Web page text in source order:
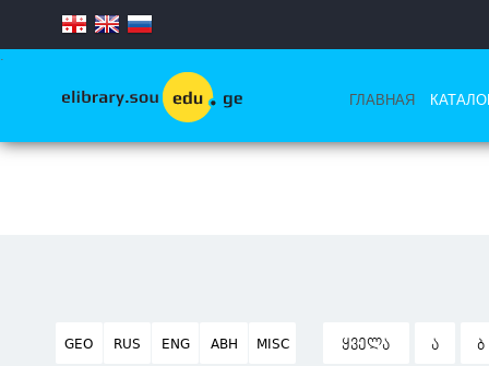
.
ГЛАВНАЯ
GEO RUS ENG ABH MISC ᲧᲕᲔᲚᲐ Ა Ბ